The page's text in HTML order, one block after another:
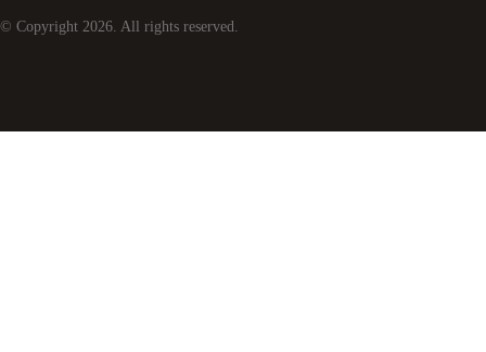
© Copyright 2026 . All rights reserved.